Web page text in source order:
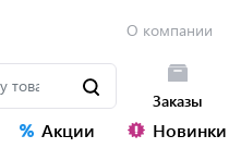
О компании
Заказы
Акции Новинки